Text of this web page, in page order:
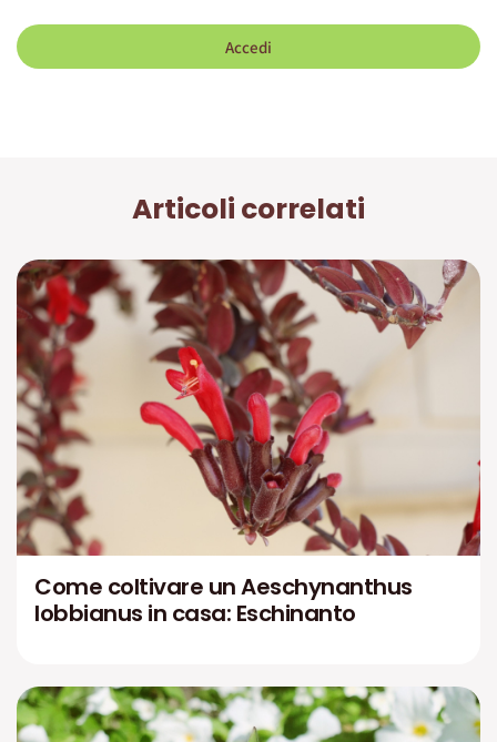
Accedi
Articoli correlati
Come coltivare un Aeschynanthus
lobbianus in casa: Eschinanto